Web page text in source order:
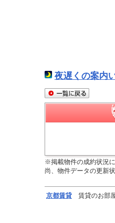
夜遅くの案内
※掲載物件の成約状況
尚、物件データの更新
京都賃貸 賃貸のお部